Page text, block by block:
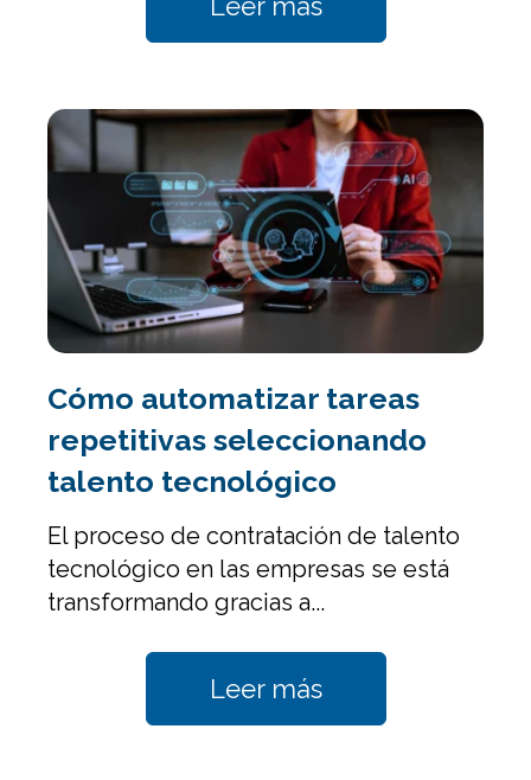
Cómo automatizar tareas
repetitivas seleccionando
talento tecnológico
El proceso de contratación de talento
tecnológico en las empresas se está
transformando gracias a...
Leer más